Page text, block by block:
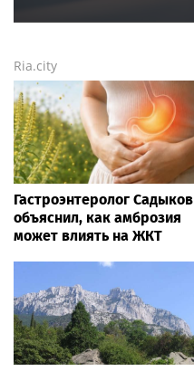
Ria.city
Гастроэнтеролог Садыков
объяснил, как амброзия
может влиять на ЖКТ